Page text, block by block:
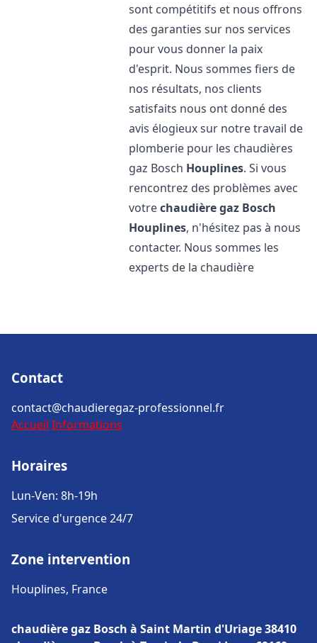
sont compétitifs et nous offrons
des garanties sur nos services
pour vous donner la paix
d'esprit. Nous sommes fiers de
nos résultats, nos clients
satisfaits nous ont donné des
avis élogieux sur notre travail de
plomberie pour les chaudières
gaz Bosch Houplines. Si vous
rencontrez des problèmes avec
votrechaudière gaz Bosch
Houplines, n'hésitez pas à nous
contacter. Nous sommes les
experts de la chaudière
Contact
contact@chaudieregaz-professionnel.fr
Accueil Informations
Horaires
Lun-Ven: 8h-19h
Service d'urgence 24/7
Zone intervention
Houplines, France
chaudière gaz Bosch à Saint Martin d'Uriage 38410